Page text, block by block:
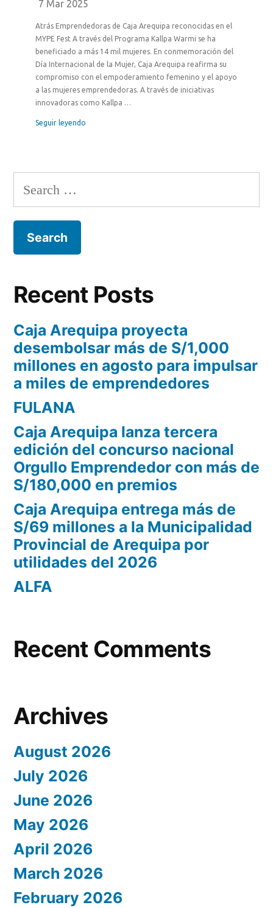
7 Mar 2025
Atrás Emprendedoras de Caja Arequipa reconocidas en el
MYPE Fest A través del Programa Kallpa Warmi se ha
beneficiado a más 14 mil mujeres. En conmemoración del
Día Internacional de la Mujer, Caja Arequipa reafirma su
compromiso con el empoderamiento femenino y el apoyo
a las mujeres emprendedoras. A través de iniciativas
innovadoras como Kallpa …
Seguir leyendo
Recent Posts
Caja Arequipa proyecta
desembolsar más de S/1,000
millones en agosto para impulsar
a miles de emprendedores
FULANA
Caja Arequipa lanza tercera
edición del concurso nacional
Orgullo Emprendedor con más de
S/180,000 en premios
Caja Arequipa entrega más de
S/69 millones a la Municipalidad
Provincial de Arequipa por
utilidades del 2026
ALFA
Recent Comments
Archives
August 2026
July 2026
June 2026
May 2026
April 2026
March 2026
February 2026